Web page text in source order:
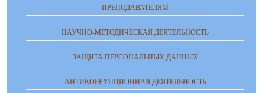
ПРЕПОДАВАТЕЛЯМ
НАУЧНО-МЕТОДИЧЕСКАЯ ДЕЯТЕЛЬНОСТЬ
ЗАЩИТА ПЕРСОНАЛЬНЫХ ДАННЫХ
АНТИКОРРУПЦИОННАЯ ДЕЯТЕЛЬНОСТЬ